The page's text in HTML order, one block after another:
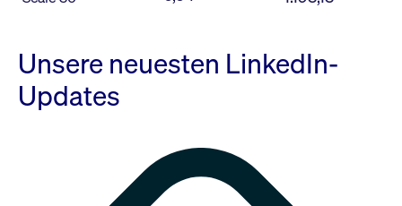
Unsere neuesten LinkedIn-
Updates